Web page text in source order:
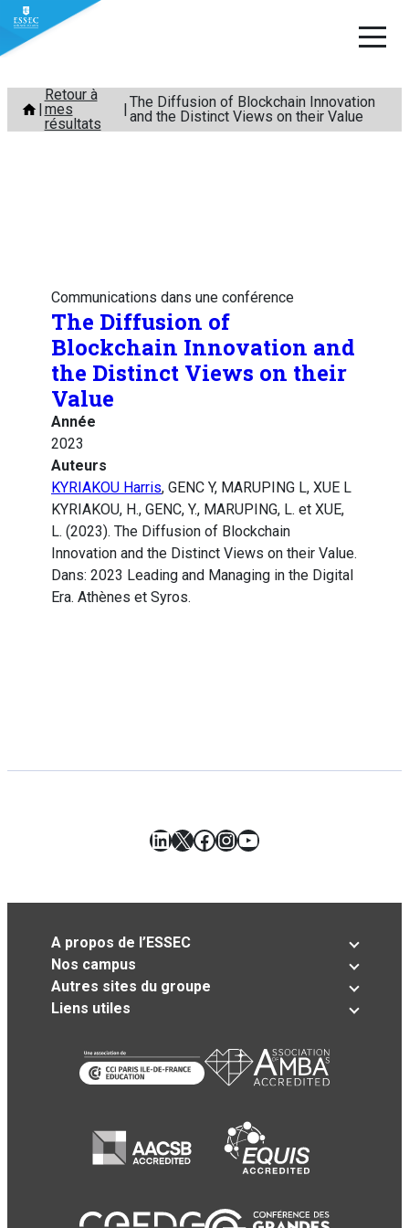
Aller
contenu
Retour à
mes
résultats
The Diffusion of Blockchain Innovation
and the Distinct Views on their Value
Communications dans une conférence
The Diffusion of
Blockchain Innovation and
the Distinct Views on their
Value
Année
2023
Auteurs
KYRIAKOU Harris, GENC Y, MARUPING L, XUE L
KYRIAKOU, H., GENC, Y., MARUPING, L. et XUE,
L. (2023). The Diffusion of Blockchain
Innovation and the Distinct Views on their Value.
Dans: 2023 Leading and Managing in the Digital
Era. Athènes et Syros.
LinkedIn
X Facebook
Instagram
YouTube
A propos de l’ESSEC
Nos campus
Autres sites du groupe
Liens utiles